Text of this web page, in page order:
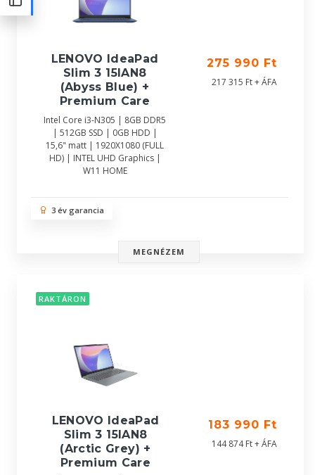
LENOVO IdeaPad
Slim 3 15IAN8
(Abyss Blue) +
Premium Care
Intel Core i3-N305 | 8GB DDR5
| 512GB SSD | 0GB HDD |
15,6" matt | 1920X1080 (FULL
HD) | INTEL UHD Graphics |
W11 HOME
275 990 Ft
217 315 Ft + ÁFA
3 év garancia
MEGNÉZEM
RAKTÁRON
LENOVO IdeaPad
Slim 3 15IAN8
(Arctic Grey) +
Premium Care
183 990 Ft
144 874 Ft + ÁFA